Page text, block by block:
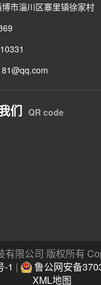
市淄川区寨里镇徐家村
们 QR code
有限公司 版权所有
-1 | 鲁公网安备
XML地图